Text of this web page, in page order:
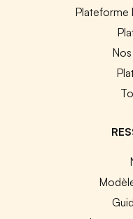
Plateforme